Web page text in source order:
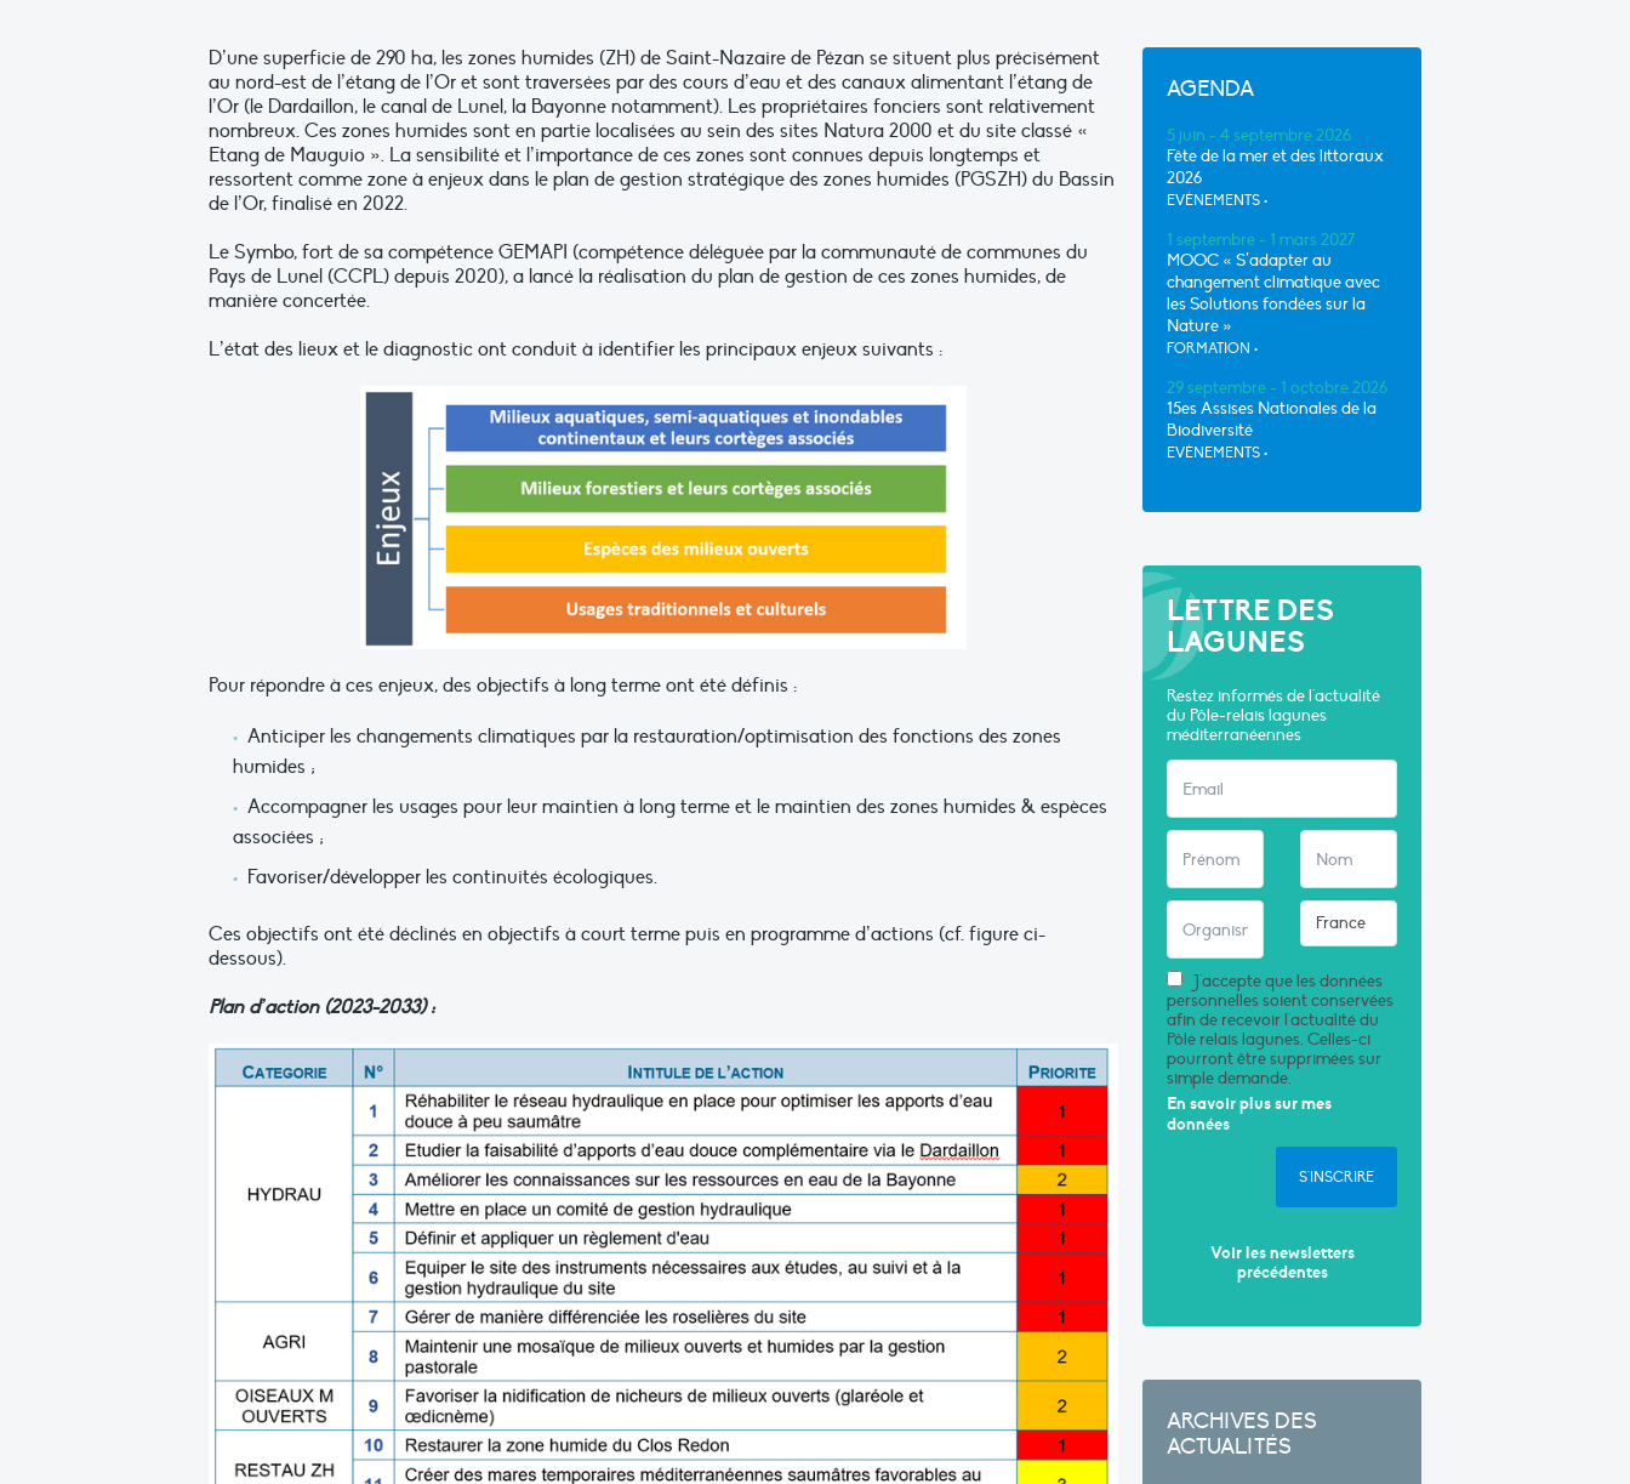
D’une superficie de 290 ha, les zones humides (ZH) de Saint-Nazaire de Pézan se situent plus précisément
au nord-est de l’étang de l’Or et sont traversées par des cours d’eau et des canaux alimentant l’étang de
l’Or (le Dardaillon, le canal de Lunel, la Bayonne notamment). Les propriétaires fonciers sont relativement
nombreux. Ces zones humides sont en partie localisées au sein des sites Natura 2000 et du site classé «
Etang de Mauguio ». La sensibilité et l’importance de ces zones sont connues depuis longtemps et
ressortent comme zone à enjeux dans le plan de gestion stratégique des zones humides (PGSZH) du Bassin
de l’Or, finalisé en 2022.
Le Symbo, fort de sa compétence GEMAPI (compétence déléguée par la communauté de communes du
Pays de Lunel (CCPL) depuis 2020), a lancé la réalisation du plan de gestion de ces zones humides, de
manière concertée.
L’état des lieux et le diagnostic ont conduit à identifier les principaux enjeux suivants :
Pour répondre à ces enjeux, des objectifs à long terme ont été définis :
Anticiper les changements climatiques par la restauration/optimisation des fonctions des zones
humides ;
Accompagner les usages pour leur maintien à long terme et le maintien des zones humides & espèces
associées ;
Favoriser/développer les continuités écologiques.
Ces objectifs ont été déclinés en objectifs à court terme puis en programme d’actions (cf. figure ci-
dessous).
Plan d’action (2023-2033) :
AGENDA
5 juin - 4 septembre 2026
Fête de la mer et des littoraux
2026
EVÈNEMENTS •
1 septembre - 1 mars 2027
MOOC « S’adapter au
changement climatique avec
les Solutions fondées sur la
Nature »
FORMATION •
29 septembre - 1 octobre 2026
15es Assises Nationales de la
Biodiversité
EVÈNEMENTS •
LETTRE DES
LAGUNES
Restez informés de l'actualité
du Pôle-relais lagunes
méditerranéennes
J'accepte que les données
personnelles soient conservées
afin de recevoir l'actualité du
Pôle relais lagunes. Celles-ci
pourront être supprimées sur
simple demande.
En savoir plus sur mes
données
S'INSCRIRE
Voir les newsletters
précédentes
ARCHIVES DES
ACTUALITÉS